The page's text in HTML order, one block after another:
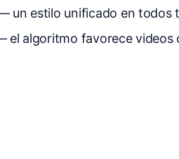
un estilo unificado en todos
algoritmo favorece videos